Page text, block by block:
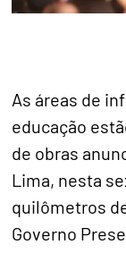
As áreas de
educação
de obras
Lima, nesta
quilômetros
Governo